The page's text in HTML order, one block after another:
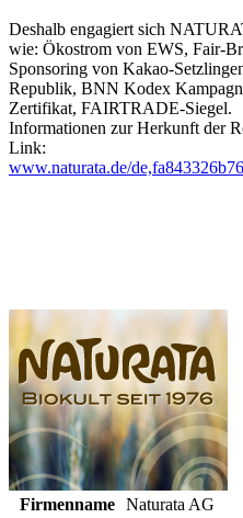
Deshalb engagiert sich
wie: Ökostrom von EWS, Fair-
Sponsoring von Kakao-
Republik, BNN Kodex
Zertifikat, FAIRTRADE-Siegel.
Informationen zur Herkunft der
Link:
www.naturata.de/
Firmenname Naturata AG